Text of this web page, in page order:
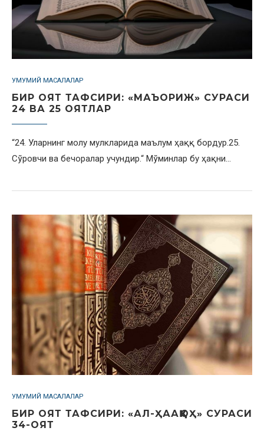
УМУМИЙ МАСАЛАЛАР
БИР ОЯТ ТАФСИРИ: «МАЪОРИЖ» СУРАСИ
24 ВА 25 ОЯТЛАР
“24. Уларнинг молу мулкларида маълум ҳаққ бордур.25.
Сўровчи ва бечоралар учундир.“ Мўминлар бу ҳақни…
УМУМИЙ МАСАЛАЛАР
БИР ОЯТ ТАФСИРИ: «АЛ-ҲААҚҚОҲ» СУРАСИ
34-ОЯТ